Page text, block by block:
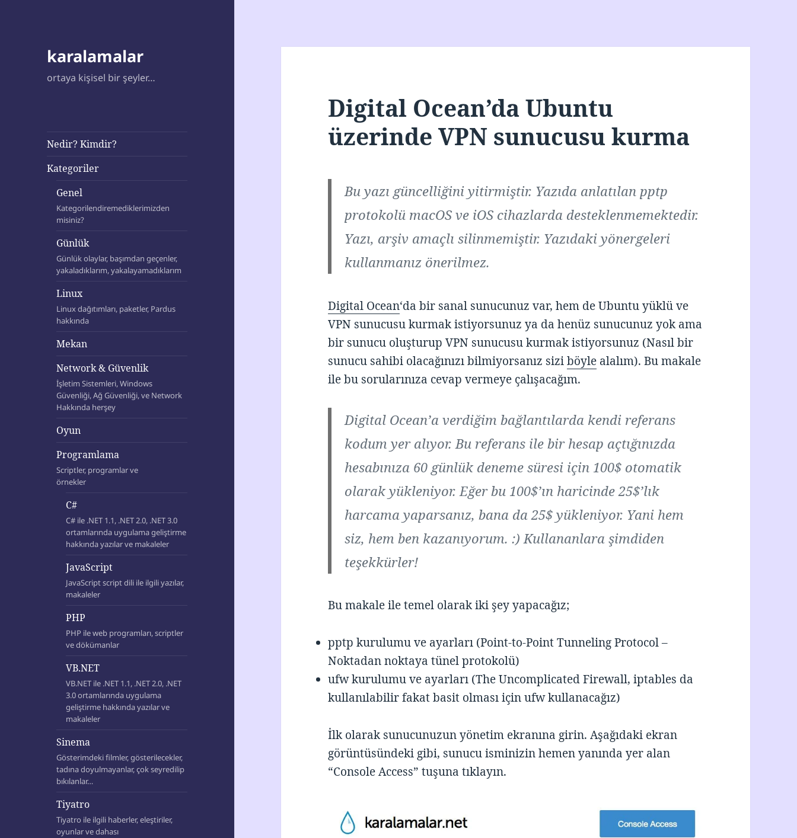
karalamalar
ortaya kişisel bir şeyler…
Nedir? Kimdir?
Kategoriler
Genel
Kategorilendiremediklerimizden
misiniz?
Günlük
Günlük olaylar, başımdan geçenler,
yakaladıklarım, yakalayamadıklarım
Linux
Linux dağıtımları, paketler, Pardus
hakkında
Mekan
Network & Güvenlik
İşletim Sistemleri, Windows
Güvenliği, Ağ Güvenliği, ve Network
Hakkında herşey
Oyun
Programlama
Scriptler, programlar ve
örnekler
C#
C# ile .NET 1.1, .NET 2.0, .NET 3.0
ortamlarında uygulama geliştirme
hakkında yazılar ve makaleler
JavaScript
JavaScript script dili ile ilgili yazılar,
makaleler
PHP
PHP ile web programları, scriptler
ve dökümanlar
VB.NET
VB.NET ile .NET 1.1, .NET 2.0, .NET
3.0 ortamlarında uygulama
geliştirme hakkında yazılar ve
makaleler
Sinema
Gösterimdeki filmler, gösterilecekler,
tadına doyulmayanlar, çok seyredilip
bıkılanlar…
Tiyatro
Tiyatro ile ilgili haberler, eleştiriler,
oyunlar ve dahası
Digital Ocean’da Ubuntu
üzerinde VPN sunucusu kurma
Bu yazı güncelliğini yitirmiştir. Yazıda anlatılan pptp
protokolü macOS ve iOS cihazlarda desteklenmemektedir.
Yazı, arşiv amaçlı silinmemiştir. Yazıdaki yönergeleri
kullanmanız önerilmez.
Digital Ocean‘da bir sanal sunucunuz var, hem de Ubuntu yüklü ve
VPN sunucusu kurmak istiyorsunuz ya da henüz sunucunuz yok ama
bir sunucu oluşturup VPN sunucusu kurmak istiyorsunuz (Nasıl bir
sunucu sahibi olacağınızı bilmiyorsanız siziböyle alalım). Bu makale
ile bu sorularınıza cevap vermeye çalışacağım.
Digital Ocean’a verdiğim bağlantılarda kendi referans
kodum yer alıyor. Bu referans ile bir hesap açtığınızda
hesabınıza 60 günlük deneme süresi için 100$ otomatik
olarak yükleniyor. Eğer bu 100$’ın haricinde 25$’lık
harcama yaparsanız, bana da 25$ yükleniyor. Yani hem
siz, hem ben kazanıyorum. :) Kullananlara şimdiden
teşekkürler!
Bu makale ile temel olarak iki şey yapacağız;
pptp kurulumu ve ayarları (Point-to-Point Tunneling Protocol –
Noktadan noktaya tünel protokolü)
ufw kurulumu ve ayarları (The Uncomplicated Firewall, iptables da
kullanılabilir fakat basit olması için ufw kullanacağız)
İlk olarak sunucunuzun yönetim ekranına girin. Aşağıdaki ekran
görüntüsündeki gibi, sunucu isminizin hemen yanında yer alan
“Console Access” tuşuna tıklayın.